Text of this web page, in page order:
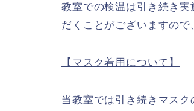
教室での検温は引き続き
だくことがございますので
【マスク着用について】
当教室では引き続きマスク